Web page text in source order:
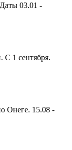
03.01 -
С 1 сентября.
Онеге. 15.08 -